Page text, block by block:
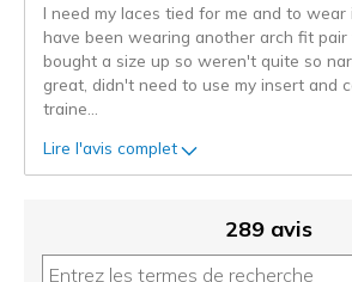
I need my laces tied for me and to wear
have been wearing another arch fit
bought a size up so weren't quite so
great, didn't need to use my insert and
traine
Lire l'avis complet
289 avis